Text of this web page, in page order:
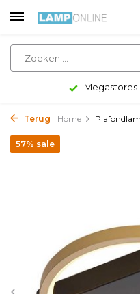
Megastores
Terug Home
57% sale